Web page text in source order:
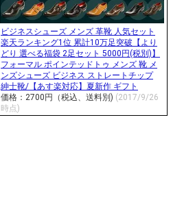
ビジネスシューズ メンズ 革靴 人気セット
楽天ランキング1位 累計10万足突破【より
どり 選べる福袋 2足セット 5000円(税別)】
フォーマル ポインテッドトゥ メンズ 靴 メ
ンズシューズ ビジネス ストレートチップ
紳士靴/【あす楽対応】夏新作 ギフト
価格：2700円（税込、送料別) (2017/9/26
時点)